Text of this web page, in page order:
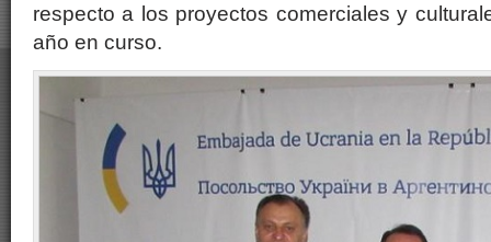
respecto a los proyectos comerciales y
año en curso.